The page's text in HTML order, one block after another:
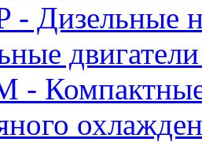
- Дизельные
-